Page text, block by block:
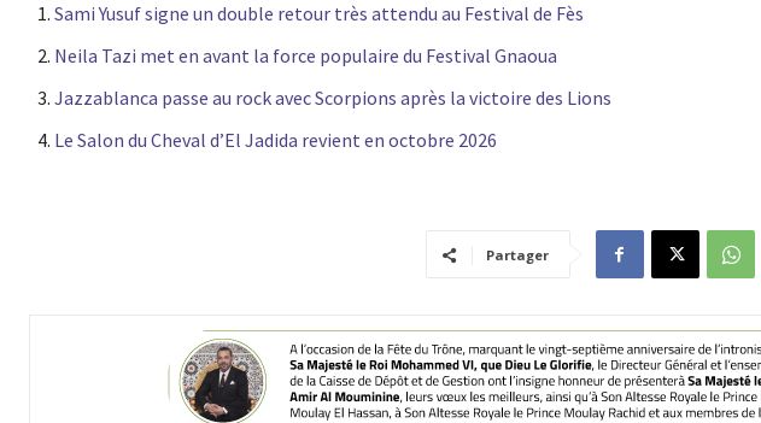
Sami Yusuf signe un double retour très attendu au Festival de Fès
Neila Tazi met en avant la force populaire du Festival Gnaoua
Jazzablanca passe au rock avec Scorpions après la victoire des Lions
Le Salon du Cheval d’El Jadida revient en octobre 2026
Partager